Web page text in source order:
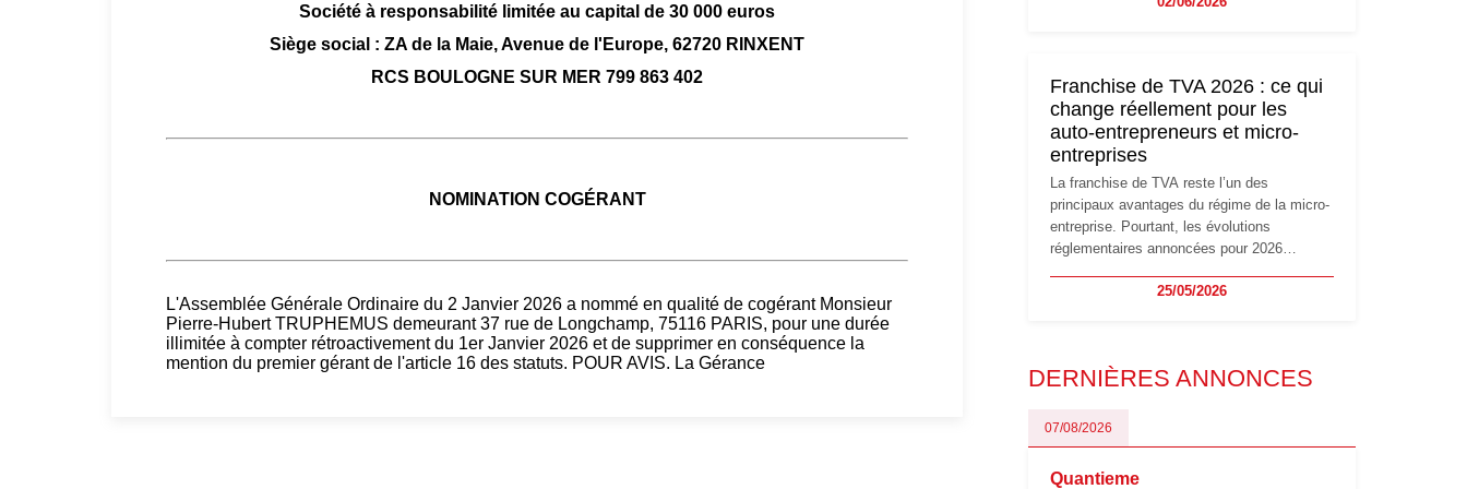
Société à responsabilité limitée au capital de 30 000 euros
Siège social : ZA de la Maie, Avenue de l'Europe, 62720 RINXENT
RCS BOULOGNE SUR MER 799 863 402
NOMINATION COGÉRANT
L'Assemblée Générale Ordinaire du 2 Janvier 2026 a nommé en qualité de cogérant Monsieur
Pierre-Hubert TRUPHEMUS demeurant 37 rue de Longchamp, 75116 PARIS, pour une durée
illimitée à compter rétroactivement du 1er Janvier 2026 et de supprimer en conséquence la
mention du premier gérant de l'article 16 des statuts. POUR AVIS. La Gérance
réglementaire plus exigeant. Décryptage des
principaux changements et des précautions
à prendre pour éviter les mauvaises
surprises.
Franchise de TVA 2026 : ce qui
change réellement pour les
auto-entrepreneurs et micro-
entreprises
La franchise de TVA reste l’un des
principaux avantages du régime de la micro-
entreprise. Pourtant, les évolutions
réglementaires annoncées pour 2026
les auto-entrepreneurs, artisans et
évoluent dans un contexte de contrôle
oblige les indépendants à rester
particulièrement vigilants.
25/05/2026
DERNIÈRES ANNONCES
07/08/2026
Quantieme